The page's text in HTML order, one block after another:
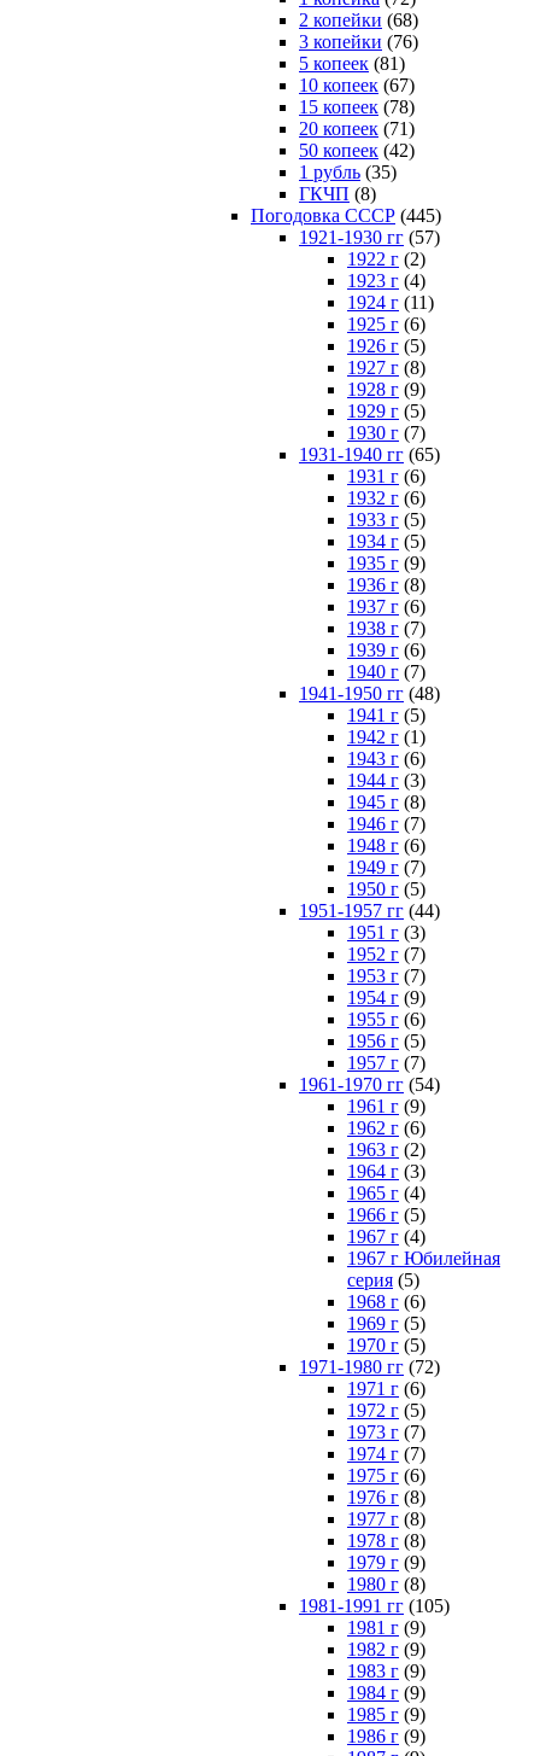
2 копейки (68)
3 копейки (76)
5 копеек (81)
10 копеек (67)
15 копеек (78)
20 копеек (71)
50 копеек (42)
1 рубль (35)
ГКЧП (8)
Погодовка СССР (445)
1921-1930 гг (57)
1922 г (2)
1923 г (4)
1924 г (11)
1925 г (6)
1926 г (5)
1927 г (8)
1928 г (9)
1929 г (5)
1930 г (7)
1931-1940 гг (65)
1931 г (6)
1932 г (6)
1933 г (5)
1934 г (5)
1935 г (9)
1936 г (8)
1937 г (6)
1938 г (7)
1939 г (6)
1940 г (7)
1941-1950 гг (48)
1941 г (5)
1942 г (1)
1943 г (6)
1944 г (3)
1945 г (8)
1946 г (7)
1948 г (6)
1949 г (7)
1950 г (5)
1951-1957 гг (44)
1951 г (3)
1952 г (7)
1953 г (7)
1954 г (9)
1955 г (6)
1956 г (5)
1957 г (7)
1961-1970 гг (54)
1961 г (9)
1962 г (6)
1963 г (2)
1964 г (3)
1965 г (4)
1966 г (5)
1967 г (4)
1967 г Юбилейная
серия (5)
1968 г (6)
1969 г (5)
1970 г (5)
1971-1980 гг (72)
1971 г (6)
1972 г (5)
1973 г (7)
1974 г (7)
1975 г (6)
1976 г (8)
1977 г (8)
1978 г (8)
1979 г (9)
1980 г (8)
1981-1991 гг (105)
1981 г (9)
1982 г (9)
1983 г (9)
1984 г (9)
1985 г (9)
1986 г (9)